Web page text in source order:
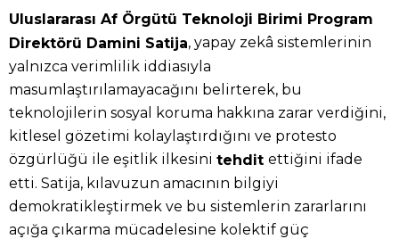
Uluslararası Af Örgütü Teknoloji Birimi Program
Direktörü Damini Satija, yapay zekâ sistemlerinin
yalnızca verimlilik iddiasıyla
masumlaştırılamayacağını belirterek, bu
teknolojilerin sosyal koruma hakkına zarar verdiğini,
kitlesel gözetimi kolaylaştırdığını ve protesto
özgürlüğü ile eşitlik ilkesini tehdit ettiğini ifade
etti. Satija, kılavuzun amacının bilgiyi
demokratikleştirmek ve bu sistemlerin zararlarını
açığa çıkarma mücadelesine kolektif güç